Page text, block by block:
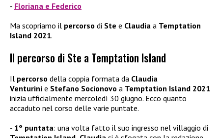
Floriana e Federico
Ma scopriamo il percorso di Ste e Claudia a Temptation
Island 2021.
Il percorso di Ste a Temptation Island
Il percorso della coppia formata da Claudia
Venturini e Stefano Socionovo a Temptation Island 2021
inizia ufficialmente mercoledì 30 giugno. Ecco quanto
accaduto nel corso delle varie puntate.
1° puntata: una volta fatto il suo ingresso nel villaggio di